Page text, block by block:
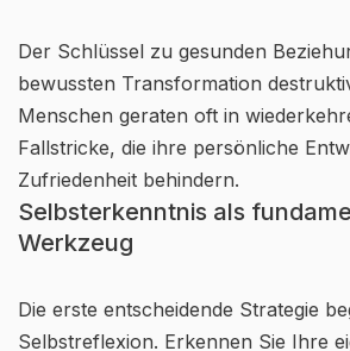
Der Schlüssel zu gesunden
bewussten Transformation
Menschen geraten oft in
Fallstricke, die ihre persönliche
Zufriedenheit behindern.
Selbsterkenntnis als
Werkzeug
Die erste entscheidende Strategie
Selbstreflexion. Erkennen Sie Ihre